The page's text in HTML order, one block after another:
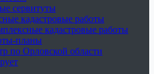
сервитуты
кадастровые работы
кадастровые работы
планы
по Орловской области